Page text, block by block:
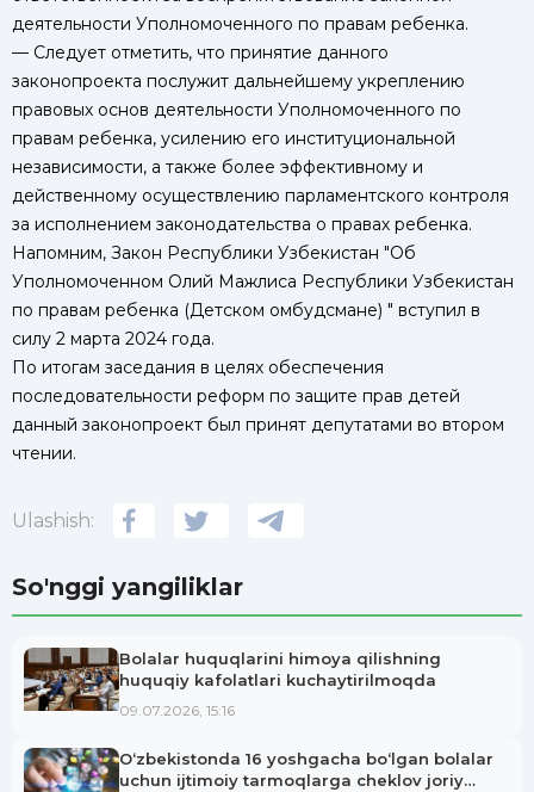
деятельности Уполномоченного по правам ребенка.
— Следует отметить, что принятие данного
законопроекта послужит дальнейшему укреплению
правовых основ деятельности Уполномоченного по
правам ребенка, усилению его институциональной
независимости, а также более эффективному и
действенному осуществлению парламентского контроля
за исполнением законодательства о правах ребенка.
Напомним, Закон Республики Узбекистан "Об
Уполномоченном Олий Мажлиса Республики Узбекистан
по правам ребенка (Детском омбудсмане) " вступил в
силу 2 марта 2024 года.
По итогам заседания в целях обеспечения
последовательности реформ по защите прав детей
данный законопроект был принят депутатами во втором
чтении.
Ulashish:
So'nggi yangiliklar
Bolalar huquqlarini himoya qilishning
huquqiy kafolatlari kuchaytirilmoqda
09.07.2026, 15:16
O‘zbekistonda 16 yoshgacha bo‘lgan bolalar
uchun ijtimoiy tarmoqlarga cheklov joriy